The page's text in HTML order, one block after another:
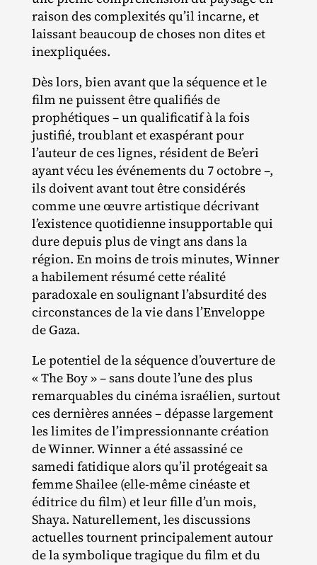
raison des complexités qu’il incarne, et
laissant beaucoup de choses non dites et
inexpliquées.
Dès lors, bien avant que la séquence et le
film ne puissent être qualifiés de
prophétiques – un qualificatif à la fois
justifié, troublant et exaspérant pour
l’auteur de ces lignes, résident de Be’eri
ayant vécu les événements du 7 octobre –,
ils doivent avant tout être considérés
comme une œuvre artistique décrivant
l’existence quotidienne insupportable qui
dure depuis plus de vingt ans dans la
région. En moins de trois minutes, Winner
a habilement résumé cette réalité
paradoxale en soulignant l’absurdité des
circonstances de la vie dans l’Enveloppe
de Gaza.
Le potentiel de la séquence d’ouverture de
« The Boy » – sans doute l’une des plus
remarquables du cinéma israélien, surtout
ces dernières années – dépasse largement
les limites de l’impressionnante création
de Winner. Winner a été assassiné ce
samedi fatidique alors qu’il protégeait sa
femme Shailee (elle‐​même cinéaste et
éditrice du film) et leur fille d’un mois,
Shaya. Naturellement, les discussions
actuelles tournent principalement autour
de la symbolique tragique du film et du